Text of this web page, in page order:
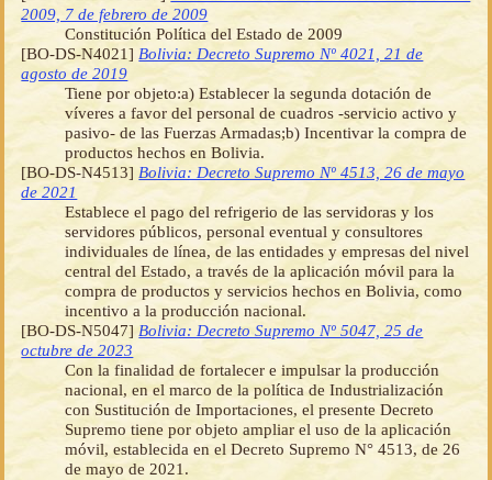
2009, 7 de febrero de 2009
Constitución Política del Estado de 2009
[BO-DS-N4021]Bolivia: Decreto Supremo Nº 4021, 21 de
agosto de 2019
Tiene por objeto:a) Establecer la segunda dotación de
víveres a favor del personal de cuadros -servicio activo y
pasivo- de las Fuerzas Armadas;b) Incentivar la compra de
productos hechos en Bolivia.
[BO-DS-N4513]Bolivia: Decreto Supremo Nº 4513, 26 de mayo
de 2021
Establece el pago del refrigerio de las servidoras y los
servidores públicos, personal eventual y consultores
individuales de línea, de las entidades y empresas del nivel
central del Estado, a través de la aplicación móvil para la
compra de productos y servicios hechos en Bolivia, como
incentivo a la producción nacional.
[BO-DS-N5047]Bolivia: Decreto Supremo Nº 5047, 25 de
octubre de 2023
Con la finalidad de fortalecer e impulsar la producción
nacional, en el marco de la política de Industrialización
con Sustitución de Importaciones, el presente Decreto
Supremo tiene por objeto ampliar el uso de la aplicación
móvil, establecida en el Decreto Supremo N° 4513, de 26
de mayo de 2021.